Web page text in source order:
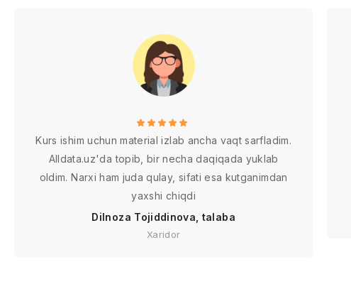
Kurs ishim uchun material izlab ancha vaqt sarfladim.
Alldata.uz'da topib, bir necha daqiqada yuklab
oldim. Narxi ham juda qulay, sifati esa kutganimdan
yaxshi chiqdi
Dilnoza Tojiddinova, talaba
Xaridor